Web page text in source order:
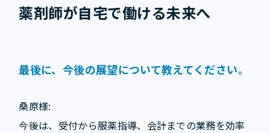
薬剤師が自宅で働ける未来へ
最後に、今後の展望について教えてください。
桑原様:
今後は、受付から服薬指導、会計までの業務を効率